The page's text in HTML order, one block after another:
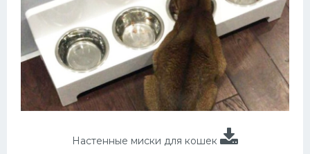
Настенные миски для кошек